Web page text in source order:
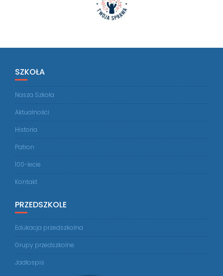
SZKOŁA
Nasza Szkoła
Aktualności
Historia
Patron
100-lecie
Kontakt
PRZEDSZKOLE
Edukacja przedszkolna
Grupy przedszkolne
Jadłospis